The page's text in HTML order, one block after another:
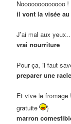
Nooooooooooooo !
il vont la visée
J’ai mal aux
vrai nourriture
Pour ça, il faut
preparer une
Et vive le fromage
gratuite
)
marron